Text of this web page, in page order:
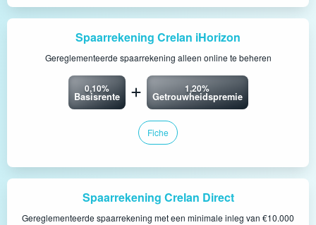
Spaarrekening Crelan iHorizon
Gereglementeerde spaarrekening alleen online te beheren
0,10%
Basisrente
1,20%
Getrouwheidspremie
Fiche
Spaarrekening Crelan Direct
Gereglementeerde spaarrekening met een minimale inleg van €10.000